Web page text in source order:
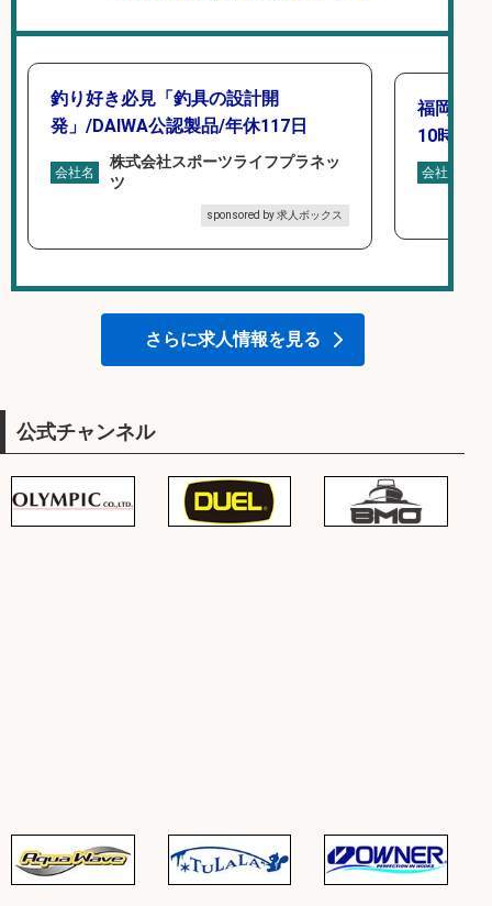
釣り好き必見「釣具の設計開
発」/DAIWA公認製品/年休117日
会社名
株式会社スポーツライフプラネッ
ツ
sponsored by 求人ボックス
福岡「
10時間/
会社名
さらに求人情報を見る
公式チャンネル